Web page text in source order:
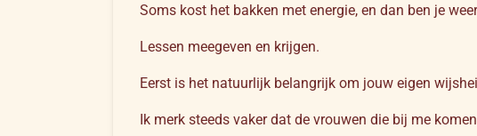
Soms kost het bakken met energie, en dan ben je
Lessen meegeven en krijgen.
Eerst is het natuurlijk belangrijk om jouw eigen
Ik merk steeds vaker dat de vrouwen die bij me